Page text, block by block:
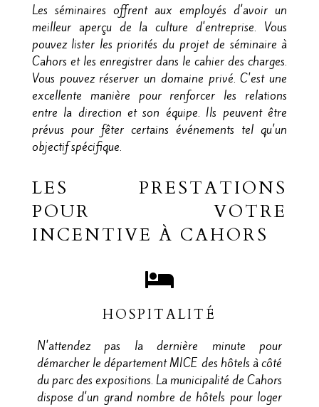
Les séminaires offrent aux employés d'avoir un
meilleur aperçu de la culture d'entreprise. Vous
pouvez lister les priorités du projet de séminaire à
Cahors et les enregistrer dans le cahier des charges.
Vous pouvez réserver un domaine privé. C'est une
excellente manière pour renforcer les relations
entre la direction et son équipe. Ils peuvent être
prévus pour fêter certains événements tel qu'un
objectif spécifique.
LES PRESTATIONS
POUR VOTRE
INCENTIVE À CAHORS
HOSPITALITÉ
N'attendez pas la dernière minute pour
démarcher le département MICE des hôtels à côté
du parc des expositions. La municipalité de Cahors
dispose d'un grand nombre de hôtels pour loger